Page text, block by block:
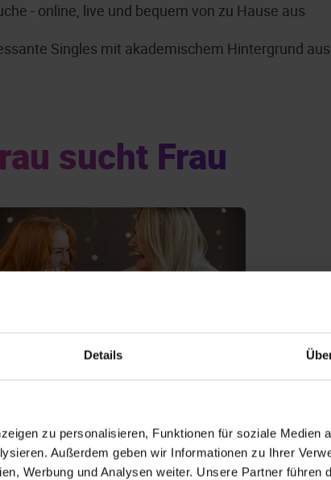
Details
zu personalisieren, Funktionen für soziale Medien
Außerdem geben wir Informationen zu Ihrer
Werbung und Analysen weiter. Unsere Partner führen
- online, live und bequem von zu Hause aus
Singles mit akademischem Hintergrund
sucht Frau
- 49 Jahre